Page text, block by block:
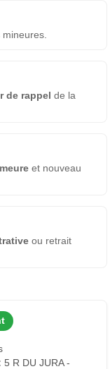
de rappel de la
et nouveau
ou retrait
5 R DU JURA -